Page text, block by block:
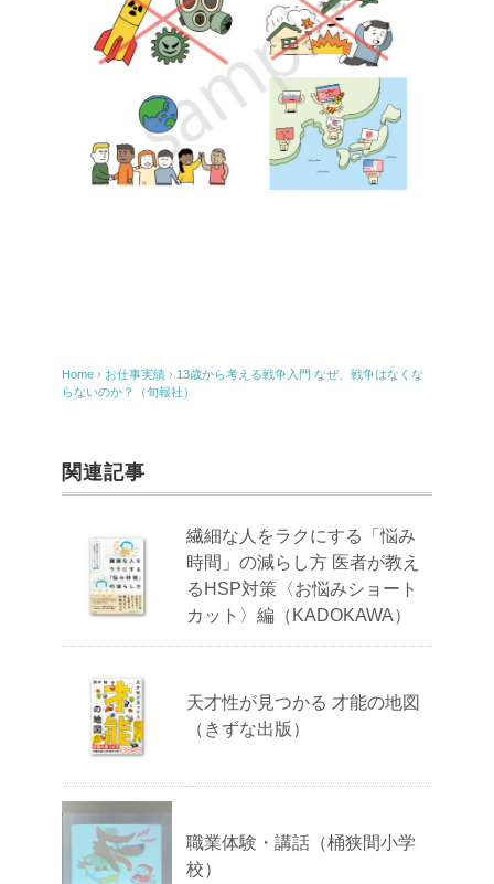
Home › お仕事実績 › 13歳から考える戦争入門 なぜ、戦争はなくな
らないのか？（旬報社）
関連記事
繊細な人をラクにする「悩み
時間」の減らし方 医者が教え
るHSP対策〈お悩みショート
カット〉編（KADOKAWA）
天才性が見つかる 才能の地図
（きずな出版）
職業体験・講話（桶狭間小学
校）